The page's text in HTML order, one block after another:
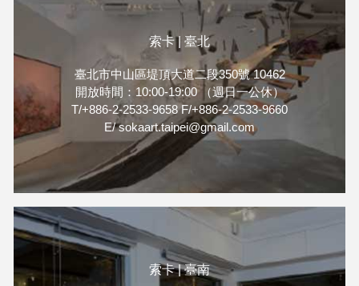
索卡 | 臺北
臺北市中山區堤頂大道二段350號 10462
開放時間：10:00-19:00 （週日一公休）
T/+886-2-2533-9658 F/+886-2-2533-9660
E/ sokaart.taipei@gmail.com
索卡 | 臺南